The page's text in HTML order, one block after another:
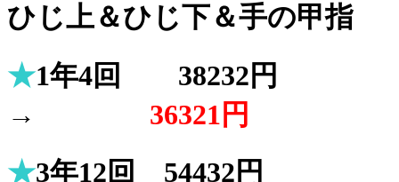
ひじ上＆ひじ下＆手の甲指
★1年4回 38232円
→
36321円
★3年12回 54432円